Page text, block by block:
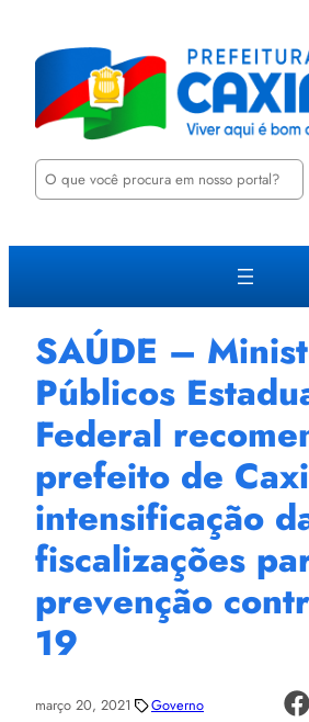
P
u
a
SAÚDE –
Públicos
Federal
prefeito de
intensificação
fiscalizações
prevenção
19
março 20, 2021 Governo